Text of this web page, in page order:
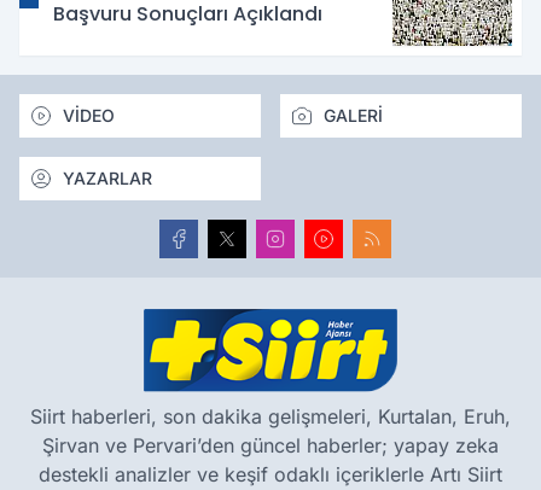
Başvuru Sonuçları Açıklandı
VİDEO GALERİ
YAZARLAR
Siirt haberleri, son dakika gelişmeleri, Kurtalan, Eruh,
Şirvan ve Pervari’den güncel haberler; yapay zeka
destekli analizler ve keşif odaklı içeriklerle Artı Siirt